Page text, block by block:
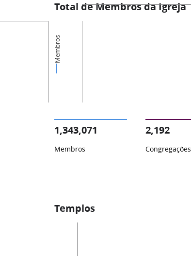
Total de Membros da Igreja
Membros
1,343,071
Membros
2,192
Congregações
Templos